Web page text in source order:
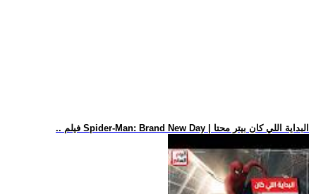
.. فيلم Spider-Man: Brand New Day | البداية اللي كان بيتر محتا